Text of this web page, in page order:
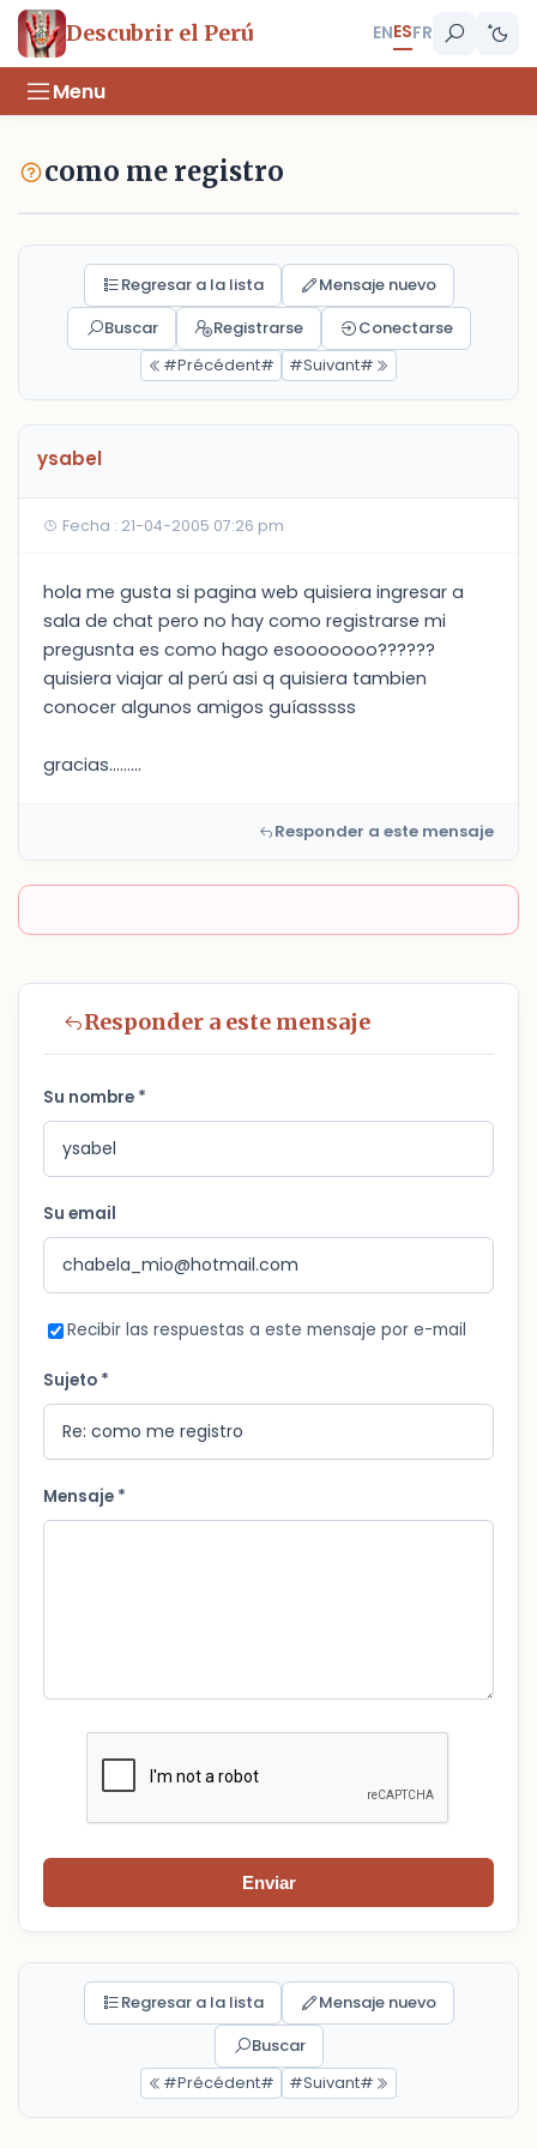
Descubrir el Perú ENESFR
Menu
como me registro
Regresar a la lista
Mensaje nuevo
Buscar
Registrarse
Conectarse
#Précédent#
#Suivant#
ysabel
Fecha : 21-04-2005 07:26 pm
hola me gusta si pagina web quisiera ingresar a
sala de chat pero no hay como registrarse mi
pregusnta es como hago esooooooo??????
quisiera viajar al perú asi q quisiera tambien
conocer algunos amigos guíasssss
gracias.........
Responder a este mensaje
Responder a este mensaje
Su nombre *
Su email
Recibir las respuestas a este mensaje por e-mail
Sujeto *
Mensaje *
Enviar
Regresar a la lista
Mensaje nuevo
Buscar
#Précédent#
#Suivant#